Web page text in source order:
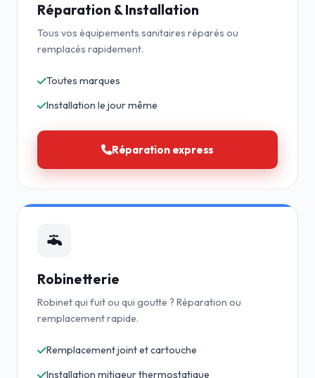
Réparation & Installation
Tous vos équipements sanitaires réparés ou
remplacés rapidement.
Toutes marques
Installation le jour même
Réparation express
Robinetterie
Robinet qui fuit ou qui goutte ? Réparation ou
remplacement rapide.
Remplacement joint et cartouche
Installation mitigeur thermostatique